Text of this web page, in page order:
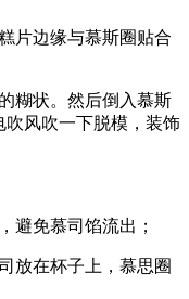
片边缘与慕斯圈贴合
糊状。然后倒入慕斯
吹风吹一下脱模，装饰
避免慕司馅流出；
放在杯子上，慕思圈